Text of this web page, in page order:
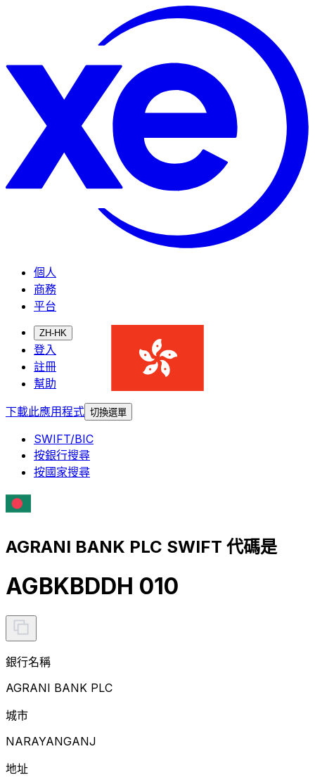
個人
商務
平台
ZH-HK
登入
註冊
幫助
下載此應用程式 切換選單
SWIFT/BIC
按銀行搜尋
按國家搜尋
AGRANI BANK PLC SWIFT 代碼是
AGBKBDDH 010
銀行名稱
AGRANI BANK PLC
城市
NARAYANGANJ
地址